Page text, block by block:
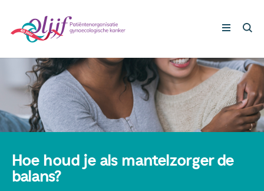
Gynaecologische kankers
Lotgenoten
Steun ons
Hoe houd je als mantelzorger de
balans?